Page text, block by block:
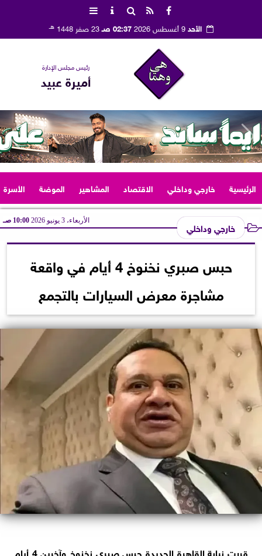
الأحد9 أغسطس 2026 02:37 صـ 23 صفر 1448 هـ
رئيس مجلس الإدارة
أميرة عبيد
الرئيسية خارجي وداخلي الاقتصاد المشاهير الموضة الأسرة
خارجي وداخلي الأربعاء، 3 يونيو 2026 10:00 صـ
حبس صبري نخنوخ 4 أيام في واقعة
مشاجرة معرض السيارات بالتجمع
قررت نيابة القاهرة الجديدة حبس صبري نخنوخ وآخرين 4 أيام